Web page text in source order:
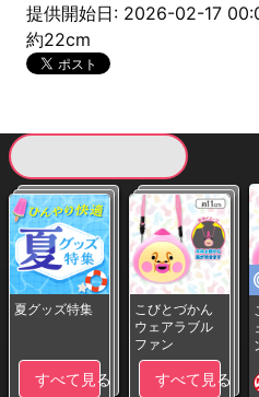
提供開始日: 2026-02-17
約22cm
夏グッズ特集
すべて見る
こびとづかん
ウェアラブル
ファン
すべて見る